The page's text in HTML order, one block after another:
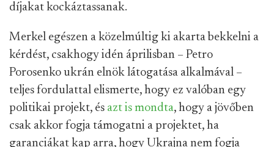
díjakat kockáztassanak.
Merkel egészen a közelmúltig ki akarta bekkelni a
kérdést, csakhogy idén áprilisban – Petro
Porosenko ukrán elnök látogatása alkalmával –
teljes fordulattal elismerte, hogy ez valóban egy
politikai projekt, és azt is mondta, hogy a jövőben
csak akkor fogja támogatni a projektet, ha
garanciákat kap arra, hogy Ukrajna nem fogja